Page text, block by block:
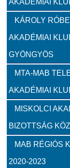
Választott
Közérdekű
SZMSZ
Alapítvány
AKADÉMIAI
KÁROLY
AKADÉMIAI
GYÖNGYÖS
MTA-MAB
AKADÉMIAI
MISKOLCI
BIZOTTSÁG
MAB RÉGIÓS
2020-2023